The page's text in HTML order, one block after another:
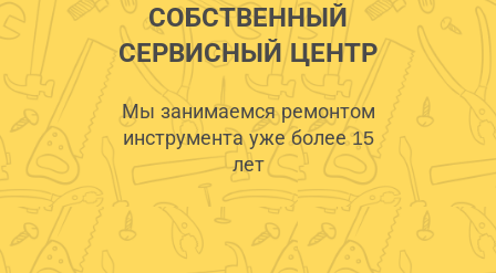
СОБСТВЕННЫЙ
СЕРВИСНЫЙ ЦЕНТР
Мы занимаемся ремонтом
инструмента уже более 15
лет